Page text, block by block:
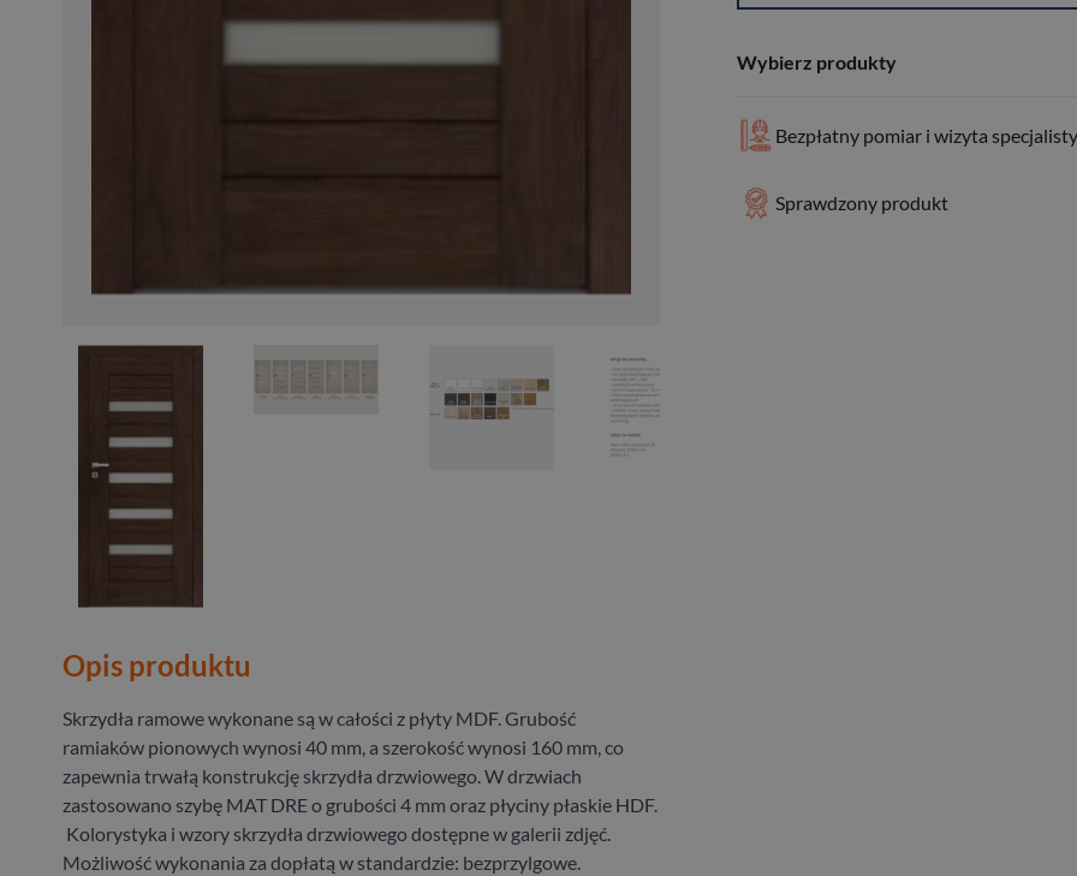
Opis produktu
Skrzydła ramowe wykonane są w całości z płyty MDF. Grubość
ramiaków pionowych wynosi 40 mm, a szerokość wynosi 160 mm, co
zapewnia trwałą konstrukcję skrzydła drzwiowego. W drzwiach
zastosowano szybę MAT DRE o grubości 4 mm oraz płyciny płaskie HDF.
Kolorystyka i wzory skrzydła drzwiowego dostępne w galerii zdjęć.
Możliwość wykonania za dopłatą w standardzie: bezprzylgowe.
Wybierz produkty
Bezpłatny pomiar i wizyta specjalisty
Sprawdzony produkt